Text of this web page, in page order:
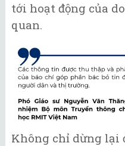
tới hoạt động của
quan.
Không chỉ dừng lại